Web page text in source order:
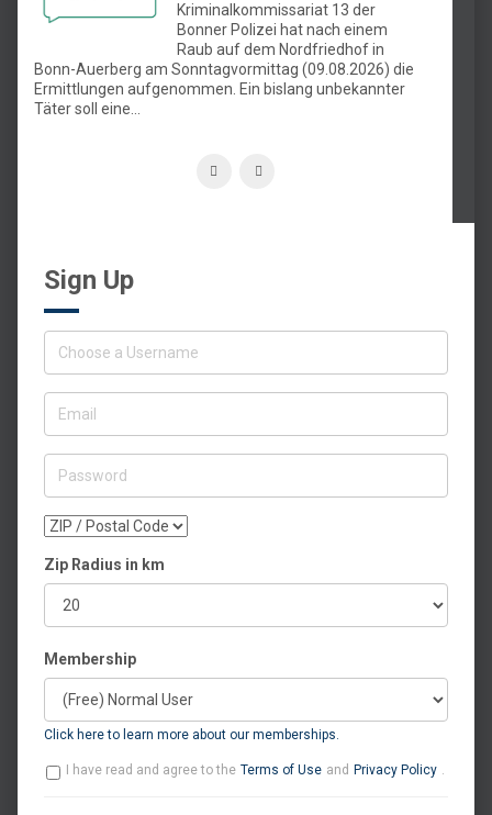
Sign Up
Zip Radius in km
Membership
Click here to learn more about our memberships.
I have read and agree to the Terms of Use and Privacy Policy .
Kriminalkommissariat 13 der
Bonner Polizei hat nach einem
Raub auf dem Nordfriedhof in
Bonn-Auerberg am Sonntagvormittag (09.08.2026) die
Ermittlungen aufgenommen. Ein bislang unbekannter
Täter soll eine...